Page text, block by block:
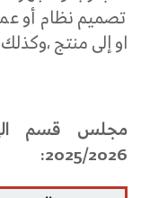
تصميم نظام أو
او إلى منتج
مجلس قسم
2025/2026: